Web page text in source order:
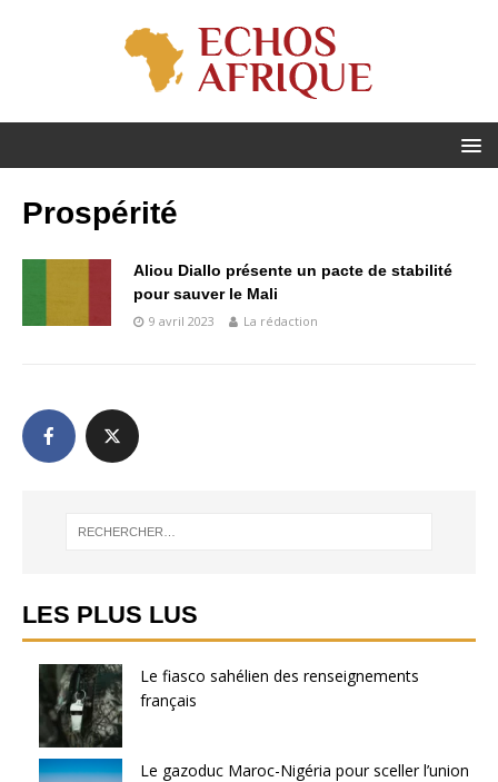
Prospérité
Aliou Diallo présente un pacte de stabilité
pour sauver le Mali
9 avril 2023 La rédaction
LES PLUS LUS
Le fiasco sahélien des renseignements
français
Le gazoduc Maroc-Nigéria pour sceller l’union